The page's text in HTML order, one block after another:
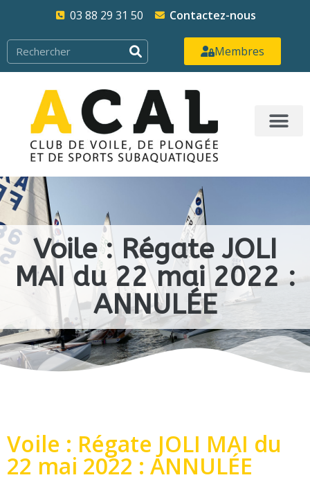
03 88 29 31 50 Contactez-nous
Membres
Voile : Régate JOLI
MAI du 22 mai 2022 :
ANNULÉE
Voile : Régate JOLI MAI du
22 mai 2022 : ANNULÉE